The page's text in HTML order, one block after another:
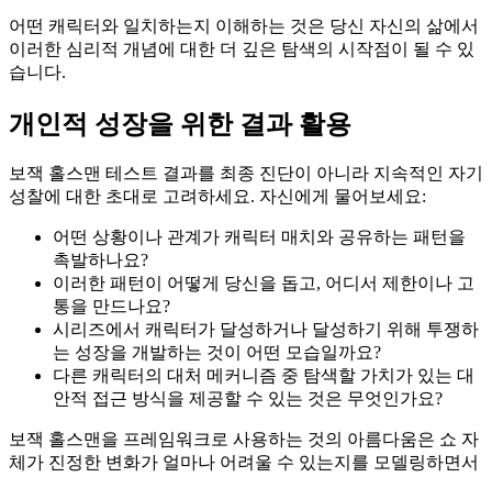
어떤 캐릭터와 일치하는지 이해하는 것은 당신 자신의 삶에서
이러한 심리적 개념에 대한 더 깊은 탐색의 시작점이 될 수 있
습니다.
개인적 성장을 위한 결과 활용
보잭 홀스맨 테스트 결과를 최종 진단이 아니라 지속적인 자기
성찰에 대한 초대로 고려하세요. 자신에게 물어보세요:
어떤 상황이나 관계가 캐릭터 매치와 공유하는 패턴을
촉발하나요?
이러한 패턴이 어떻게 당신을 돕고, 어디서 제한이나 고
통을 만드나요?
시리즈에서 캐릭터가 달성하거나 달성하기 위해 투쟁하
는 성장을 개발하는 것이 어떤 모습일까요?
다른 캐릭터의 대처 메커니즘 중 탐색할 가치가 있는 대
안적 접근 방식을 제공할 수 있는 것은 무엇인가요?
보잭 홀스맨을 프레임워크로 사용하는 것의 아름다움은 쇼 자
체가 진정한 변화가 얼마나 어려울 수 있는지를 모델링하면서